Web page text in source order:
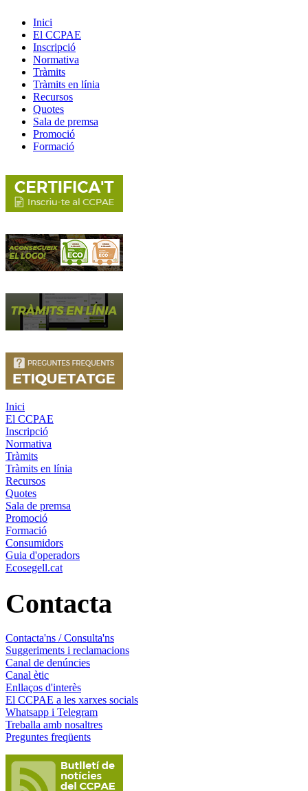
Inici
El CCPAE
Inscripció
Normativa
Tràmits
Tràmits en línia
Recursos
Quotes
Sala de premsa
Promoció
Formació
Inici
El CCPAE
Inscripció
Normativa
Tràmits
Tràmits en línia
Recursos
Quotes
Sala de premsa
Promoció
Formació
Consumidors
Guia d'operadors
Ecosegell.cat
Contacta
Contacta'ns / Consulta'ns
Suggeriments i reclamacions
Canal de denúncies
Canal ètic
Enllaços d'interès
El CCPAE a les xarxes socials
Whatsapp i Telegram
Treballa amb nosaltres
Preguntes freqüents